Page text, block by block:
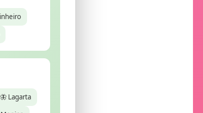
🦋 Lagarta